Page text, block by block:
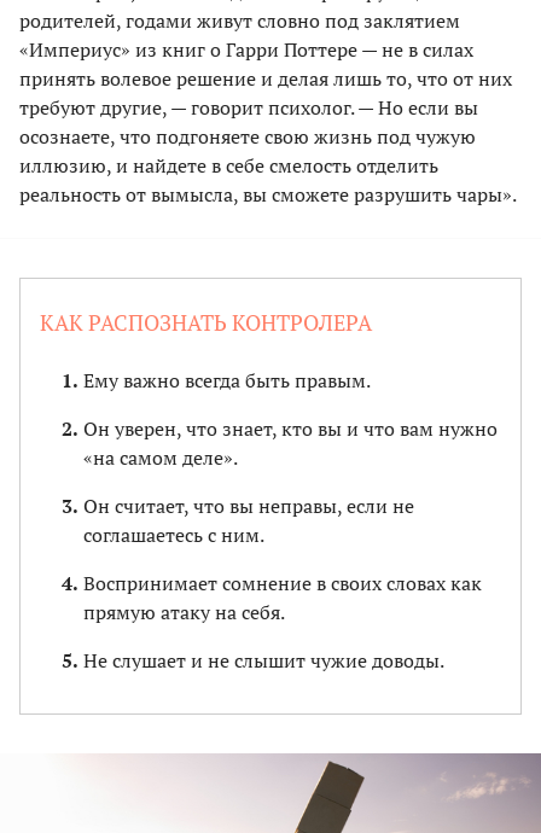
родителей, годами живут словно под заклятием
«Империус» из книг о Гарри Поттере — не в силах
принять волевое решение и делая лишь то, что от них
требуют другие, — говорит психолог. — Но если вы
осознаете, что подгоняете свою жизнь под чужую
иллюзию, и найдете в себе смелость отделить
реальность от вымысла, вы сможете разрушить чары».
КАК РАСПОЗНАТЬ КОНТРОЛЕРА
Ему важно всегда быть правым.
Он уверен, что знает, кто вы и что вам нужно
«на самом деле».
Он считает, что вы неправы, если не
соглашаетесь с ним.
Воспринимает сомнение в своих словах как
прямую атаку на себя.
Не слушает и не слышит чужие доводы.